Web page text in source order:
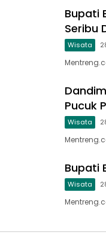
Bupati
Seribu
Wisata
Pucuk
Wisata
Bupati
Wisata